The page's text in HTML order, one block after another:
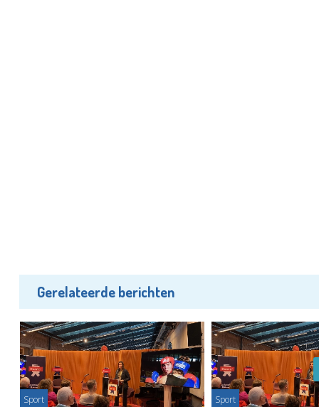
Gerelateerde berichten
Sport Sport